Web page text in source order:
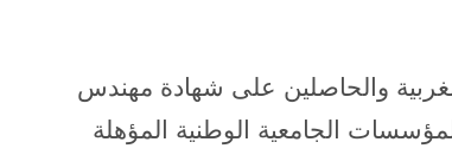
والحاصلين على شهادة مهندس
الجامعية الوطنية المؤهلة